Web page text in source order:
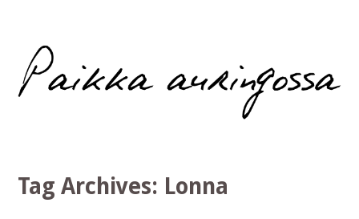
Paikka auringossa
Tag Archives: Lonna